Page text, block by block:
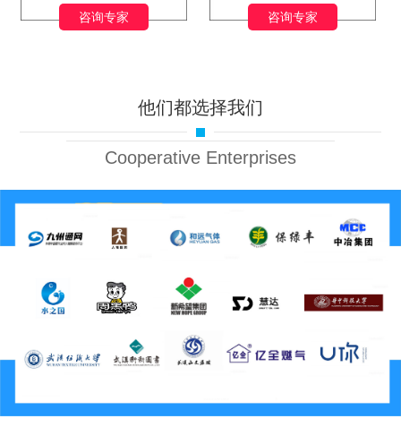
咨询专家 咨询专家
他们都选择我们
Cooperative Enterprises